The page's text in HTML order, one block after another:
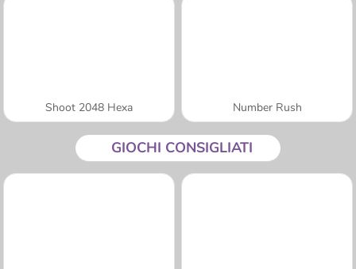
Shoot 2048 Hexa Number Rush
GIOCHI CONSIGLIATI